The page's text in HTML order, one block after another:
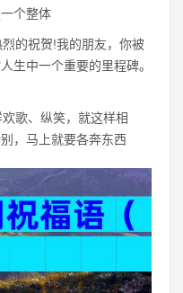
个整体
的祝贺!我的朋友，你被
生中一个重要的里程碑。
歌、纵笑，就这样相
，马上就要各奔东西